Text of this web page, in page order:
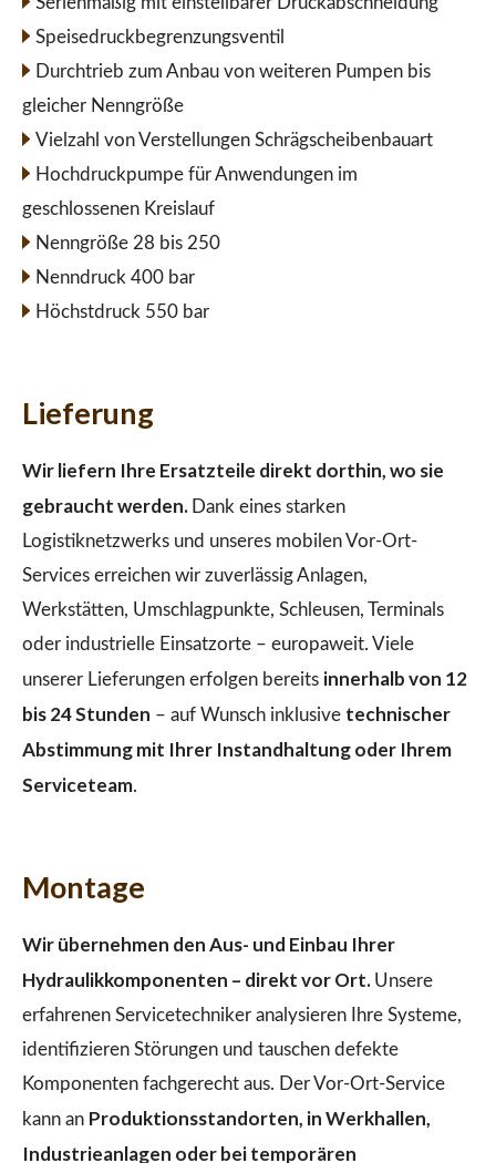
Speisedruckbegrenzungsventil
Durchtrieb zum Anbau von weiteren Pumpen bis
gleicher Nenngröße
Vielzahl von Verstellungen Schrägscheibenbauart
Hochdruckpumpe für Anwendungen im
geschlossenen Kreislauf
Nenngröße 28 bis 250
Nenndruck 400 bar
Höchstdruck 550 bar
Lieferung
Wir liefern Ihre Ersatzteile direkt dorthin, wo sie
gebraucht werden. Dank eines starken
Logistiknetzwerks und unseres mobilen Vor-Ort-
Services erreichen wir zuverlässig Anlagen,
Werkstätten, Umschlagpunkte, Schleusen, Terminals
oder industrielle Einsatzorte – europaweit. Viele
unserer Lieferungen erfolgen bereits innerhalb von 12
bis 24 Stunden – auf Wunsch inklusive technischer
Abstimmung mit Ihrer Instandhaltung oder Ihrem
Serviceteam.
Montage
Wir übernehmen den Aus- und Einbau Ihrer
Hydraulikkomponenten – direkt vor Ort. Unsere
erfahrenen Servicetechniker analysieren Ihre Systeme,
identifizieren Störungen und tauschen defekte
Komponenten fachgerecht aus. Der Vor-Ort-Service
kann an Produktionsstandorten, in Werkhallen,
Industrieanlagen oder bei temporären